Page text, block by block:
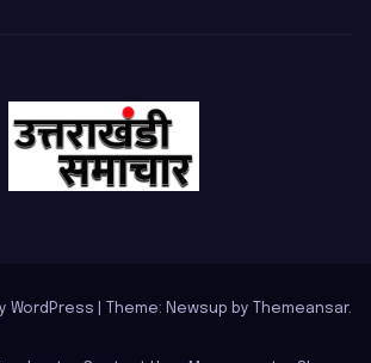
WordPress Theme: Newsup by Themeansar.